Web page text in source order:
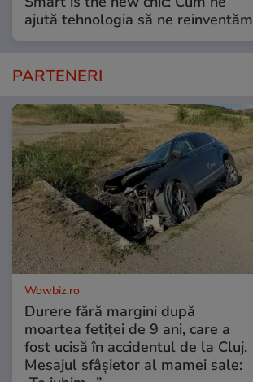
ajută tehnologia să ne reinventăm
PARTENERI
Wowbiz.ro
Durere fără margini după
moartea fetiței de 9 ani, care a
fost ucisă în accidentul de la Cluj.
Mesajul sfâșietor al mamei sale: